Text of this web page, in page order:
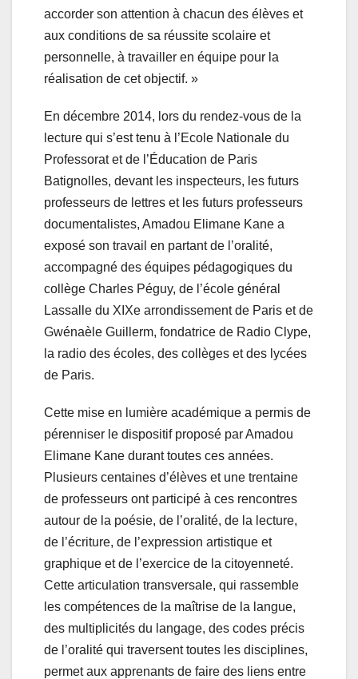
accorder son attention à chacun des élèves et
aux conditions de sa réussite scolaire et
personnelle, à travailler en équipe pour la
réalisation de cet objectif. »
En décembre 2014, lors du rendez-vous de la
lecture qui s’est tenu à l’Ecole Nationale du
Professorat et de l’Éducation de Paris
Batignolles, devant les inspecteurs, les futurs
professeurs de lettres et les futurs professeurs
documentalistes, Amadou Elimane Kane a
exposé son travail en partant de l’oralité,
accompagné des équipes pédagogiques du
collège Charles Péguy, de l’école général
Lassalle du XIXe arrondissement de Paris et de
Gwénaèle Guillerm, fondatrice de Radio Clype,
la radio des écoles, des collèges et des lycées
de Paris.
Cette mise en lumière académique a permis de
pérenniser le dispositif proposé par Amadou
Elimane Kane durant toutes ces années.
Plusieurs centaines d’élèves et une trentaine
de professeurs ont participé à ces rencontres
autour de la poésie, de l’oralité, de la lecture,
de l’écriture, de l’expression artistique et
graphique et de l’exercice de la citoyenneté.
Cette articulation transversale, qui rassemble
les compétences de la maîtrise de la langue,
des multiplicités du langage, des codes précis
de l’oralité qui traversent toutes les disciplines,
permet aux apprenants de faire des liens entre